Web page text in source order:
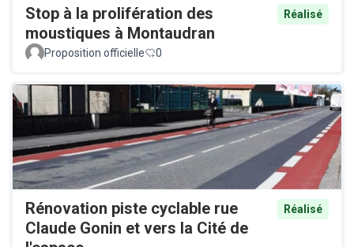
Stop à la prolifération des
moustiques à Montaudran
Réalisé
Proposition officielle 0
Rénovation piste cyclable rue
Claude Gonin et vers la Cité de
Réalisé